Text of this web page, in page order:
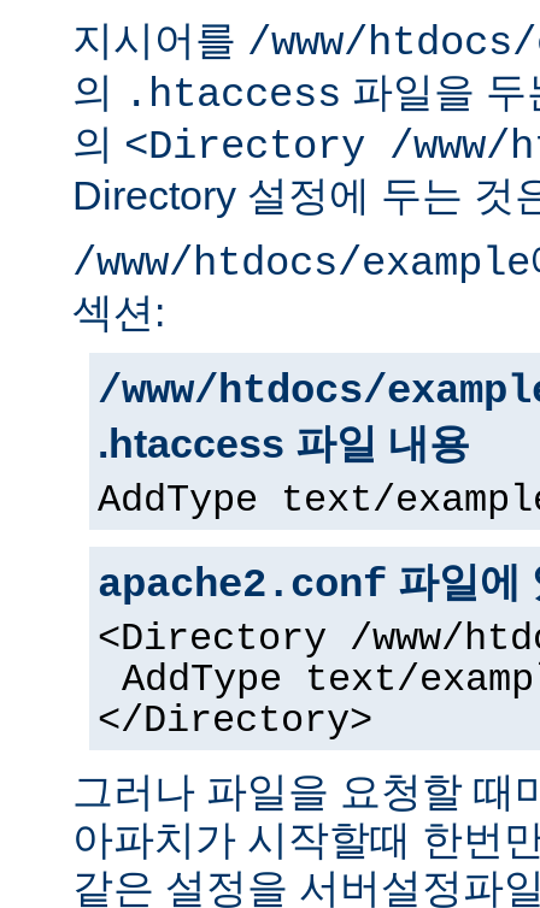
지시어를 /www/
의
.htaccess 파일을
의 <Directory /www/
Directory 설정에 두는 것
/www/htdocs/example
섹션:
/www/htdocs/
.htaccess 파일 내용
AddType text/
apache2.conf 파일에
<Directory /www/
AddType text/
</Directory>
그러나 파일을 요청할 때
아파치가 시작할때 한번
같은 설정을 서버설정파